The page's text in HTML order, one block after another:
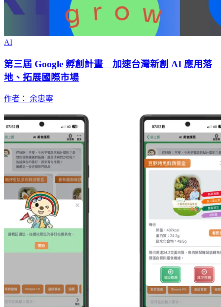
AI
第三屆 Google 孵創計畫 加速台灣新創 AI 應用落
地、拓展國際市場
作者： 余忠寧